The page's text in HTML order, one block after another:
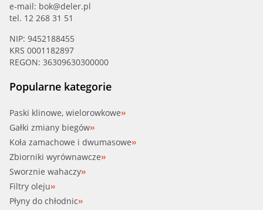
e-mail: bok@deler.pl
tel. 12 268 31 51
NIP: 9452188455
KRS 0001182897
REGON: 36309630300000
Popularne kategorie
Paski klinowe, wielorowkowe
Gałki zmiany biegów
Koła zamachowe i dwumasowe
Zbiorniki wyrównawcze
Sworznie wahaczy
Filtry oleju
Płyny do chłodnic